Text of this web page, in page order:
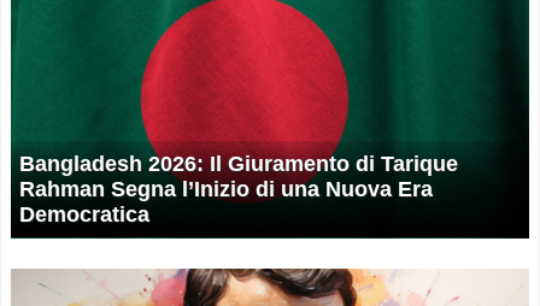
Bangladesh 2026: Il Giuramento di Tarique
Rahman Segna l’Inizio di una Nuova Era
Democratica